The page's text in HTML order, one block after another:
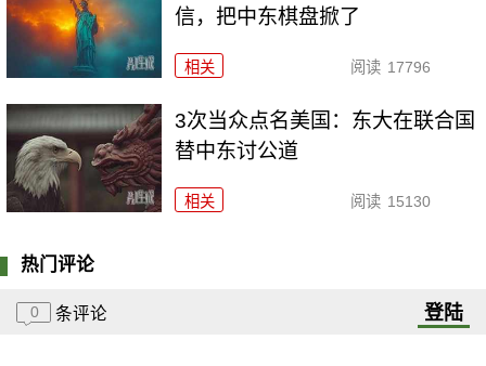
信，把中东棋盘掀了
相关 阅读 17796
3次当众点名美国：东大在联合国
替中东讨公道
相关 阅读 15130
热门评论
0 条评论 登陆